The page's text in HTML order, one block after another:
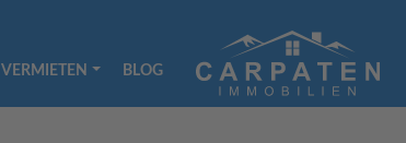
VERMIETEN BLOG